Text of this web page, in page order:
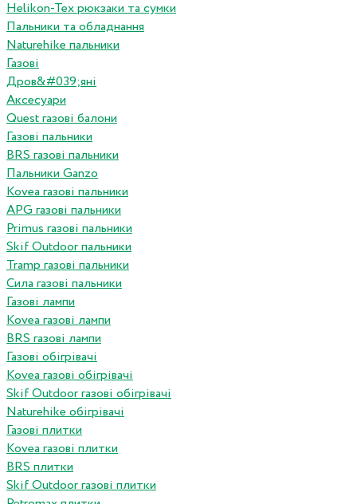
Helikon-Tex рюкзаки та сумки
Пальники та обладнання
Naturehike пальники
Газові
Дров&#039;яні
Аксесуари
Quest газові балони
Газові пальники
BRS газові пальники
Пальники Ganzo
Kovea газові пальники
APG газові пальники
Primus газові пальники
Skif Outdoor пальники
Tramp газові пальники
Сила газові пальники
Газові лампи
Kovea газові лампи
BRS газові лампи
Газові обігрівачі
Kovea газові обігрівачі
Skif Outdoor газові обігрівачі
Naturehike обігрівачі
Газові плитки
Kovea газові плитки
BRS плитки
Skif Outdoor газові плитки